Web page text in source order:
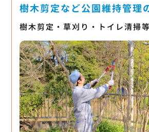
樹木剪定など公園維持管理
樹木剪定・草刈り・トイレ清掃等